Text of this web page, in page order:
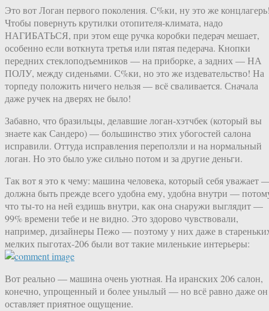
Это вот Логан первого поколения. С%ки, ну это же
Чтобы повернуть крутилки отопителя-климата, надо
НАГИБАТЬСЯ, при этом еще ручка коробки педерач мешает,
особенно если воткнута третья или пятая педерача. Кнопки
передних стеклоподъемников — на приборке, а задних — НА
ПОЛУ, между сиденьями. С%ки, но это же издевательство! На
торпеду положить ничего нельзя — всё сваливается. Сначала
даже ручек на дверях не было!
Забавно, что бразильцы, делавшие логан-хэтчбек (который вы
знаете как Сандеро) — большинство этих убогостей салона
исправили. Оттуда исправления переползли и на нормальный
логан. Но это было уже сильно потом и за другие деньги.
Так вот я это к чему: машина человека, который себя уважает
должна быть прежде всего удобна ему, удобна внутри —
что ты-то на ней ездишь внутри, как она снаружи выглядит —
99% времени тебе и не видно. Это здорово чувствовали,
например, дизайнеры Пежо — поэтому у них даже в
мелких пыготах-206 были вот такие миленькие интерьеры:
Вот реально — машина очень уютная. На иранских 206 салон,
конечно, упрощенный и более унылый — но всё равно даже он
оставляет приятное ощущение.